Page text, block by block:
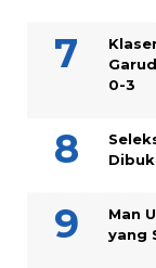
0-3
Man
yang